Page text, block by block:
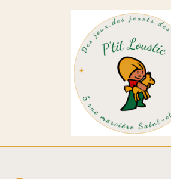
plus
récent
au
plus